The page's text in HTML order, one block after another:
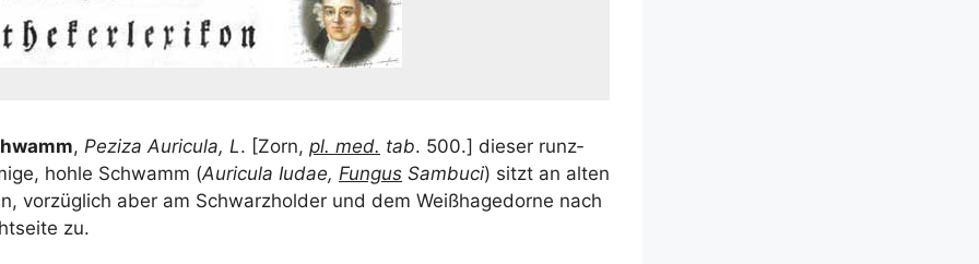
, Pezi­za Auricu­la, L. [Zorn, pl. med. tab. 500.] die­ser runz­
hoh­le Schwamm (Auricu­la Iudae, Fun­gus Sam­bu­ci) sitzt an alten
vor­züg­lich aber am Schwarz­hol­der und dem Weiß­ha­ge­dor­ne nach
zu.